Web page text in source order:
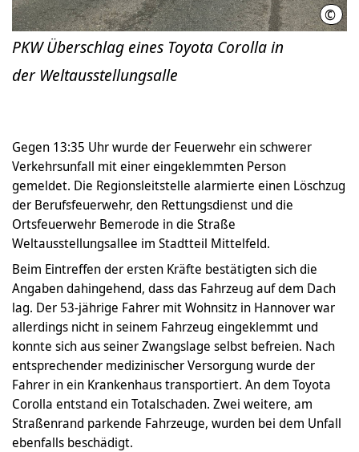
©
PKW Überschlag eines Toyota Corolla in
der Weltausstellungsalle
Gegen 13:35 Uhr wurde der Feuerwehr ein schwerer
Verkehrsunfall mit einer eingeklemmten Person
gemeldet. Die Regionsleitstelle alarmierte einen Löschzug
der Berufsfeuerwehr, den Rettungsdienst und die
Ortsfeuerwehr Bemerode in die Straße
Weltausstellungsallee im Stadtteil Mittelfeld.
Beim Eintreffen der ersten Kräfte bestätigten sich die
Angaben dahingehend, dass das Fahrzeug auf dem Dach
lag. Der 53-jährige Fahrer mit Wohnsitz in Hannover war
allerdings nicht in seinem Fahrzeug eingeklemmt und
konnte sich aus seiner Zwangslage selbst befreien. Nach
entsprechender medizinischer Versorgung wurde der
Fahrer in ein Krankenhaus transportiert. An dem Toyota
Corolla entstand ein Totalschaden. Zwei weitere, am
Straßenrand parkende Fahrzeuge, wurden bei dem Unfall
ebenfalls beschädigt.